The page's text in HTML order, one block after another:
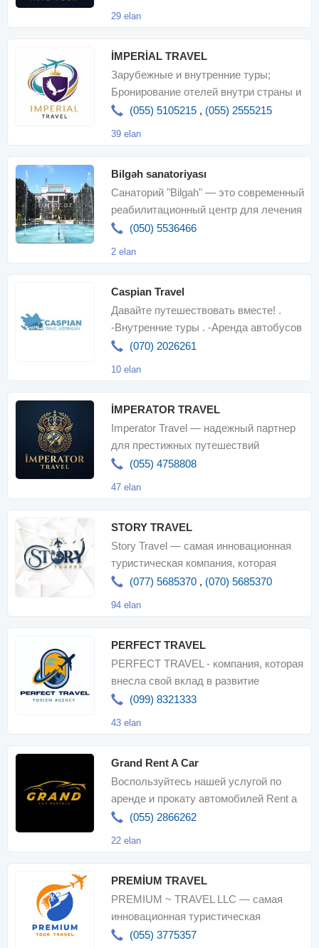
29 elan
İMPERİAL TRAVEL
Зарубежные и внутренние туры;
Бронирование отелей внутри страны и
по всему миру, Продажа авиабилетов
(055) 5105215 , (055) 2555215
39 elan
Bilgəh sanatoriyası
Санаторий "Bilgah" — это современный
реабилитационный центр для лечения
заболеваний сердечно-сосудистой
(050) 5536466
2 elan
Caspian Travel
Давайте путешествовать вместе! .
-Внутренние туры . -Аренда автобусов
. -Авиабилеты . -Туристически
(070) 2026261
10 elan
İMPERATOR TRAVEL
Imperator Travel — надежный партнер
для престижных путешествий
(055) 4758808
47 elan
STORY TRAVEL
Story Travel — самая инновационная
туристическая компания, которая
предоставляет вам множество
(077) 5685370 , (070) 5685370
94 elan
PERFECT TRAVEL
PERFECT TRAVEL - компания, которая
внесла свой вклад в развитие
национального туризма и известна
(099) 8321333
43 elan
Grand Rent A Car
Воспользуйтесь нашей услугой по
аренде и прокату автомобилей Rent a
Car в Баку: самые дешевые цены н
(055) 2866262
22 elan
PREMİUM TRAVEL
PREMIUM ~ TRAVEL LLC — самая
инновационная туристическая
компания, которая предоставляет вам
(055) 3775357